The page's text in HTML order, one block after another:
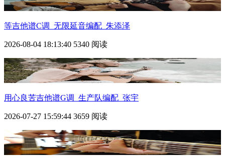
等吉他谱C调_无限延音编配_朱添泽
2026-08-04 18:13:40 5340 阅读
用心良苦吉他谱G调_生产队编配_张宇
2026-07-27 15:59:44 3659 阅读